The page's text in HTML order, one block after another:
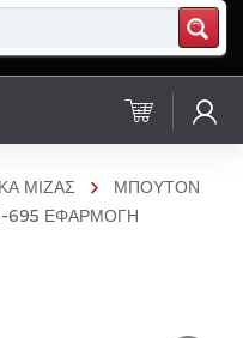
ΜΙΖΑΣ
ΜΠΟΥΤΟΝ
695 ΕΦΑΡΜΟΓΗ